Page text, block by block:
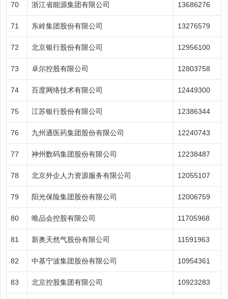
70 浙江省能源集团有限公司 13686276
71 东岭集团股份有限公司 13276579
72 北京银行股份有限公司 12956100
73 卓尔控股有限公司 12803758
74 百度网络技术有限公司 12449300
75 江苏银行股份有限公司 12386344
76 九州通医药集团股份有限公司 12240743
77 神州数码集团股份有限公司 12238487
78 北京外企人力资源服务有限公司 12055107
79 阳光保险集团股份有限公司 12006759
80 唯品会控股有限公司 11705968
81 新奥天然气股份有限公司 11591963
82 中基宁波集团股份有限公司 10954361
83 北京控股集团有限公司 10923283